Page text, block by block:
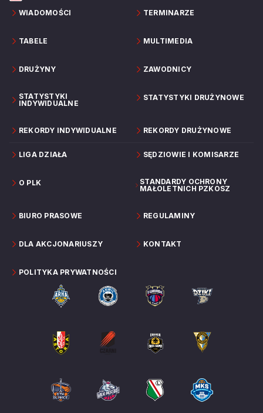
WIADOMOŚCI TERMINARZE
TABELE MULTIMEDIA
DRUŻYNY ZAWODNICY
STATYSTYKI
INDYWIDUALNE
STATYSTYKI DRUŻYNOWE
REKORDY INDYWIDUALNE REKORDY DRUŻYNOWE
LIGA DZIAŁA SĘDZIOWIE I KOMISARZE
O PLK
STANDARDY OCHRONY
MAŁOLETNICH PZKOSZ
BIURO PRASOWE REGULAMINY
DLA AKCJONARIUSZY KONTAKT
POLITYKA PRYWATNOŚCI